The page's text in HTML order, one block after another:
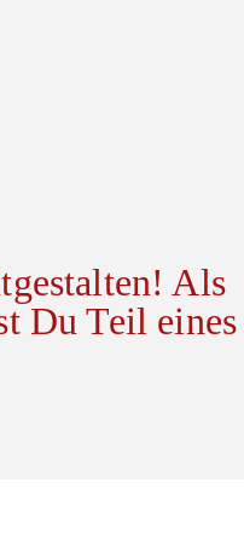
Als
Du Teil eines